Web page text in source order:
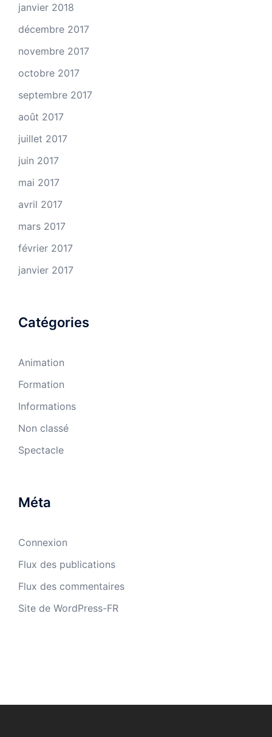
janvier 2018
décembre 2017
novembre 2017
octobre 2017
septembre 2017
août 2017
juillet 2017
juin 2017
mai 2017
avril 2017
mars 2017
février 2017
janvier 2017
Catégories
Animation
Formation
Informations
Non classé
Spectacle
Méta
Connexion
Flux des publications
Flux des commentaires
Site de WordPress-FR